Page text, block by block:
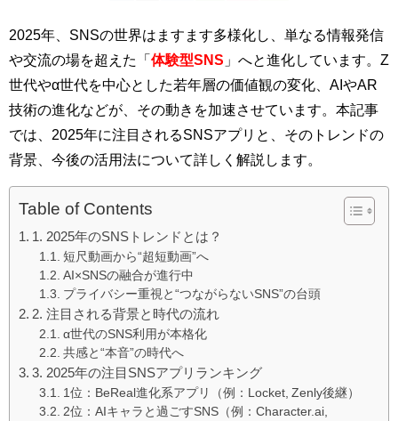
2025年、SNSの世界はますます多様化し、単なる情報発信
や交流の場を超えた「 体験型SNS 」へと進化しています。Z
世代やα世代を中心とした若年層の価値観の変化、AIやAR
技術の進化などが、その動きを加速させています。本記事
では、2025年に注目されるSNSアプリと、そのトレンドの
背景、今後の活用法について詳しく解説します。
Table of Contents
1. 2025年のSNSトレンドとは？
短尺動画から“超短動画”へ
AI×SNSの融合が進行中
プライバシー重視と“つながらないSNS”の台頭
2. 注目される背景と時代の流れ
α世代のSNS利用が本格化
共感と“本音”の時代へ
3. 2025年の注目SNSアプリランキング
1位：BeReal進化系アプリ（例：Locket, Zenly後継）
2位：AIキャラと過ごすSNS（例：Character.ai,